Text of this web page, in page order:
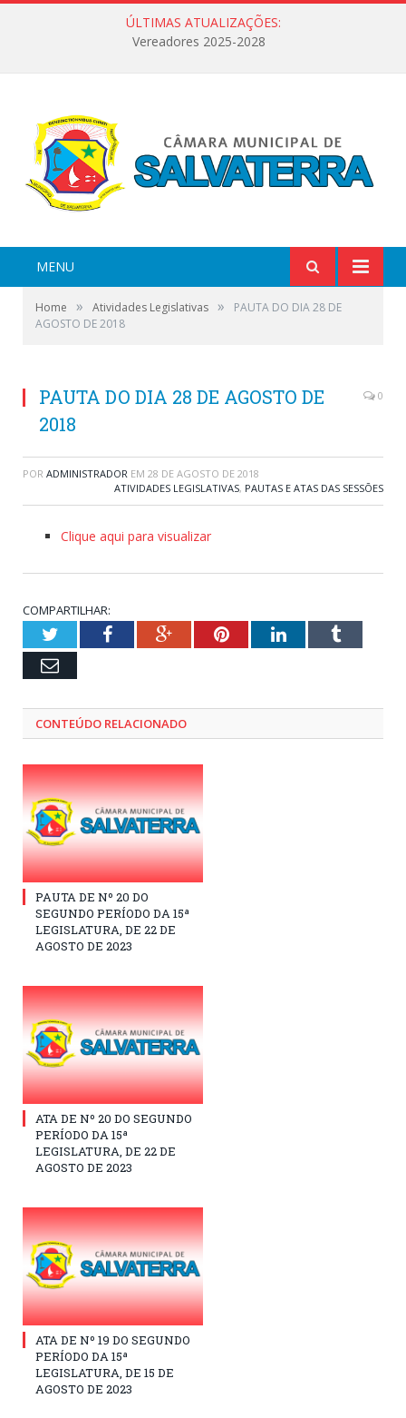
ÚLTIMAS ATUALIZAÇÕES:
Vereadores 2025-2028
MENU
Home » Atividades Legislativas »
PAUTA DO DIA 28 DE
AGOSTO DE 2018
PAUTA DO DIA 28 DE AGOSTO DE
2018
0
POR ADMINISTRADOR EM 28 DE AGOSTO DE 2018
ATIVIDADES LEGISLATIVAS, PAUTAS E ATAS DAS SESSÕES
Clique aqui para visualizar
COMPARTILHAR:
TwitterFacebookGoogle+PinterestLinkedInTumblr
Email
CONTEÚDO RELACIONADO
PAUTA DE Nº 20 DO
SEGUNDO PERÍODO DA 15ª
LEGISLATURA, DE 22 DE
AGOSTO DE 2023
ATA DE Nº 20 DO SEGUNDO
PERÍODO DA 15ª
LEGISLATURA, DE 22 DE
AGOSTO DE 2023
ATA DE Nº 19 DO SEGUNDO
PERÍODO DA 15ª
LEGISLATURA, DE 15 DE
AGOSTO DE 2023